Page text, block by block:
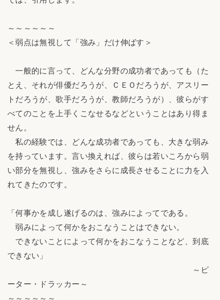
～～～～～～
＜弱点は無視して「強み」だけ伸ばす＞
一般的に言って、どんな分野の成功者であっても（た
とえ、それが俳優だろうが、ＣＥＯだろうが、アスリー
トだろうが、歌手だろうが、教師だろうが）、彼らがす
べてのことを上手くこなせるなどということはあり得ま
せん。
私の経験では、どんな成功者であっても、大きな弱み
を持っています。言い換えれば、彼らは若いころから弱
い部分を無視し、強みをさらに成長させることに力を入
れてきたのです。
「何事かを成し遂げるのは、強みによってである。
弱みによって何かをおこなうことはできない。
できないことによって何かをおこなうことなど、到底
できない」
～ピ
ーター・ドラッカー～
～～～～～～